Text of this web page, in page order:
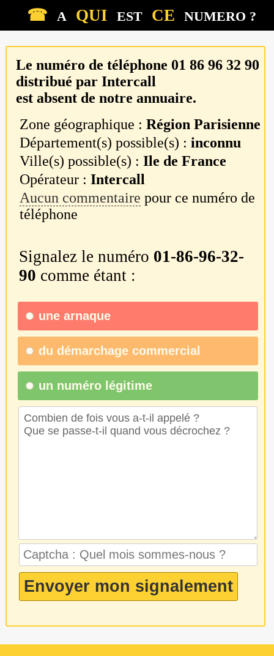
☎ A QUI EST CE NUMERO ?
Le numéro de téléphone 01 86 96 32 90
distribué par Intercall
est absent de notre annuaire.
Zone géographique :Région Parisienne
Département(s) possible(s) :inconnu
Ville(s) possible(s) :Ile de France
Opérateur :Intercall
Aucun commentaire pour ce numéro de
téléphone
Signalez le numéro 01-86-96-32-
90 comme étant :
une arnaque
du démarchage commercial
un numéro légitime